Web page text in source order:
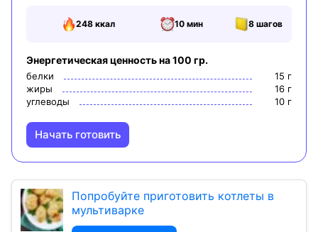
248ккал 10 мин 8 шагов
Энергетическая ценность на 100 гр.
белки 15 г
жиры
16 г
углеводы
10 г
Начать готовить
Попробуйте приготовить котлеты в
мультиварке